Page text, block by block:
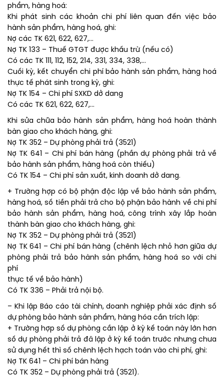
phẩm, hàng hoá:
Khi phát sinh các khoản chi phí liên quan đến việc bảo
hành sản phẩm, hàng hoá, ghi:
Nợ các TK 621, 622, 627,…
Nợ TK 133 – Thuế GTGT được khấu trừ (nếu có)
Có các TK 111, 112, 152, 214, 331, 334, 338,…
Cuối kỳ, kết chuyển chi phí bảo hành sản phẩm, hàng hoá
thực tế phát sinh trong kỳ, ghi:
Nợ TK 154 – Chi phí SXKD dở dang
Có các TK 621, 622, 627,…
Khi sửa chữa bảo hành sản phẩm, hàng hoá hoàn thành
bàn giao cho khách hàng, ghi:
Nợ TK 352 – Dự phòng phải trả (3521)
Nợ TK 641 – Chi phí bán hàng (phần dự phòng phải trả về
bảo hành sản phẩm, hàng hoá còn thiếu)
Có TK 154 – Chi phí sản xuất, kinh doanh dở dang.
+ Trường hợp có bộ phận độc lập về bảo hành sản phẩm,
hàng hoá, số tiền phải trả cho bộ phận bảo hành về chi phí
bảo hành sản phẩm, hàng hoá, công trình xây lắp hoàn
thành bàn giao cho khách hàng, ghi:
Nợ TK 352 – Dự phòng phải trả (3521)
Nợ TK 641 – Chi phí bán hàng (chênh lệch nhỏ hơn giữa dự
phòng phải trả bảo hành sản phẩm, hàng hoá so với chi
phí
thực tế về bảo hành)
Có TK 336 – Phải trả nội bộ.
– Khi lập Báo cáo tài chính, doanh nghiệp phải xác định số
dự phòng bảo hành sản phẩm, hàng hóa cần trích lập:
+ Trường hợp số dự phòng cần lập ở kỳ kế toán này lớn hơn
số dự phòng phải trả đã lập ở kỳ kế toán trước nhưng chưa
sử dụng hết thì số chênh lệch hạch toán vào chi phí, ghi:
Nợ TK 641 – Chi phí bán hàng
Có TK 352 – Dự phòng phải trả (3521).